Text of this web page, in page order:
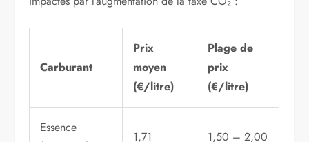
Carburant
Prix
moyen
(€/litre)
Plage de
prix
(€/litre)
Essence
1,71 1,50 – 2,00